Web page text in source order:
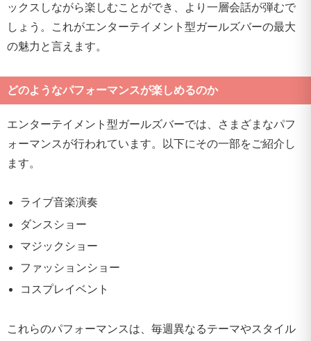
ックスしながら楽しむことができ、より一層会話が弾むで
しょう。これがエンターテイメント型ガールズバーの最大
の魅力と言えます。
どのようなパフォーマンスが楽しめるのか
エンターテイメント型ガールズバーでは、さまざまなパフ
ォーマンスが行われています。以下にその一部をご紹介し
ます。
ライブ音楽演奏
ダンスショー
マジックショー
ファッションショー
コスプレイベント
これらのパフォーマンスは、毎週異なるテーマやスタイル